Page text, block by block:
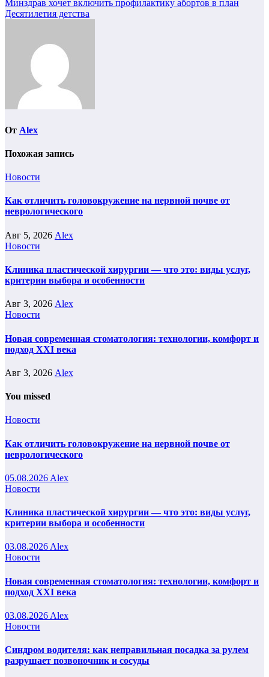
по
Минздрав хочет включить профилактику абортов в план
Десятилетия детства
От Alex
Похожая запись
Новости
Как отличить головокружение на нервной почве от
неврологического
Авг 5, 2026 Alex
Новости
Клиника пластической хирургии — что это: виды услуг,
критерии выбора и особенности
Авг 3, 2026 Alex
Новости
Новая современная стоматология: технологии, комфорт и
подход XXI века
Авг 3, 2026 Alex
You missed
Новости
Как отличить головокружение на нервной почве от
неврологического
05.08.2026 Alex
Новости
Клиника пластической хирургии — что это: виды услуг,
критерии выбора и особенности
03.08.2026 Alex
Новости
Новая современная стоматология: технологии, комфорт и
подход XXI века
03.08.2026 Alex
Новости
Синдром водителя: как неправильная посадка за рулем
разрушает позвоночник и сосуды